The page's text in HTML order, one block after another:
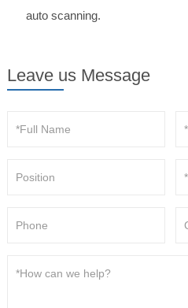
auto scanning.
Leave us Message